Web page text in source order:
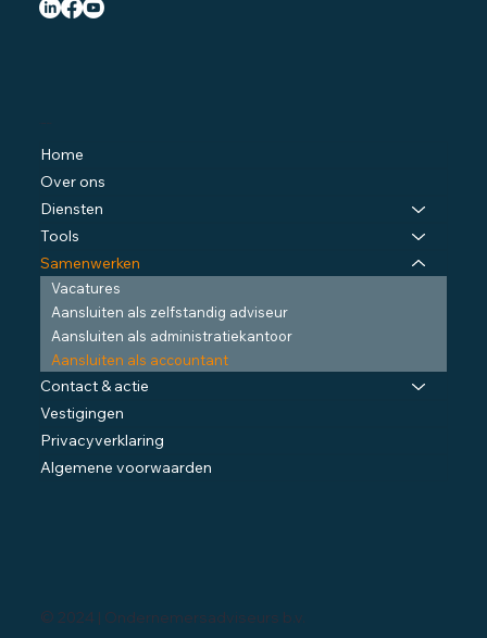
© 2024 | Ondernemersadviseurs b.v.
Navigatie
Home
Over ons
Diensten
Tools
Samenwerken
Vacatures
Aansluiten als zelfstandig adviseur
Aansluiten als administratiekantoor
Aansluiten als accountant
Contact & actie
Vestigingen
Privacyverklaring
Algemene voorwaarden